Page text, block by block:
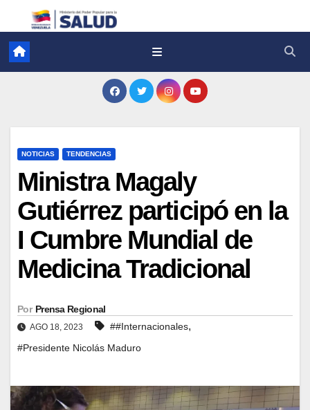
NOTICIAS TENDENCIAS
Ministra Magaly
Gutiérrez participó en la
I Cumbre Mundial de
Medicina Tradicional
Por Prensa Regional
AGO 18, 2023 ##Internacionales,
#Presidente Nicolás Maduro